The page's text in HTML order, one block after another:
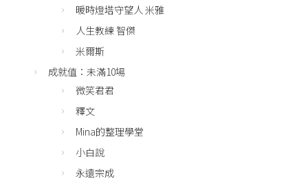
暖時燈塔守望人 米雅
人生教練 智傑
米爾斯
成就值：未滿10場
微笑君君
釋文
Mina的整理學堂
小白說
永遠宗成